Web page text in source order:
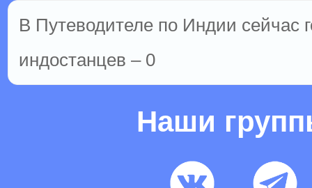
В Путеводителе по Индии сейчас
индостанцев – 0
Наши